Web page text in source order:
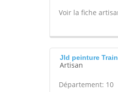
Voir la fiche
Jld peinture
Artisan
Département: 10